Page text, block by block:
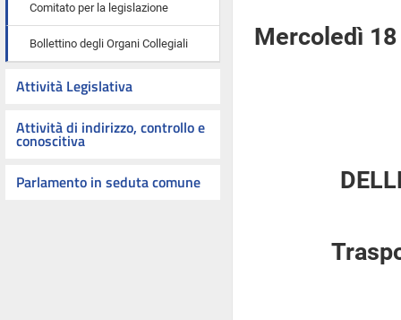
Comitato per la legislazione
Bollettino degli Organi Collegiali
Attività Legislativa
Attività di indirizzo, controllo e
conoscitiva
Parlamento in seduta comune
Mercoledì